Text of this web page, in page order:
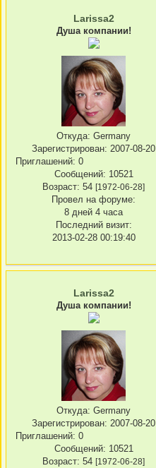
Larissa2
Душа компании!
Откуда: Germany
Зарегистрирован: 2007-08-20
Приглашений: 0
Сообщений: 10521
Возраст: 54 [1972-06-28]
Провел на форуме:
8 дней 4 часа
Последний визит:
2013-02-28 00:19:40
Larissa2
Душа компании!
Откуда: Germany
Зарегистрирован: 2007-08-20
Приглашений: 0
Сообщений: 10521
Возраст: 54 [1972-06-28]